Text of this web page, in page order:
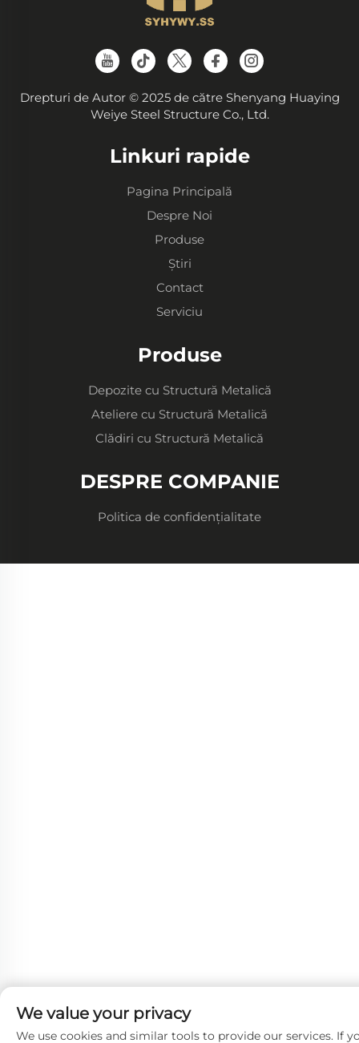
Drepturi de Autor © 2025 de către Shenyang Huaying
Weiye Steel Structure Co., Ltd.
Linkuri rapide
Pagina Principală
Despre Noi
Produse
Știri
Contact
Serviciu
Produse
Depozite cu Structură Metalică
Ateliere cu Structură Metalică
Clădiri cu Structură Metalică
DESPRE COMPANIE
Politica de confidențialitate
We value your privacy
We use cookies and similar tools to provide our services. If